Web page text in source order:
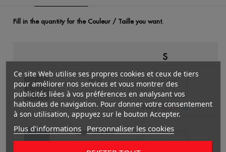
Fill in the quantity for the Couleur / Taille you want.
S
noir
262/ 0.00 €
bleu marine
Ce site Web utilise ses propres cookies et ceux de tiers
pour améliorer nos services et vous montrer des
publicités liées à vos préférences en analysant vos
habitudes de navigation. Pour donner votre consentement
à son utilisation, appuyez sur le bouton Accepter.
Plus d'informations Personnaliser les cookies